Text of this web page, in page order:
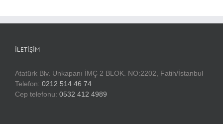
İLETIŞIM
Atatürk Blv. Unkapanı İMÇ 2 BLOK. NO:2202, Fatih/İstanbul
Telefon: 0212 514 46 74
Cep telefonu: 0532 412 4989